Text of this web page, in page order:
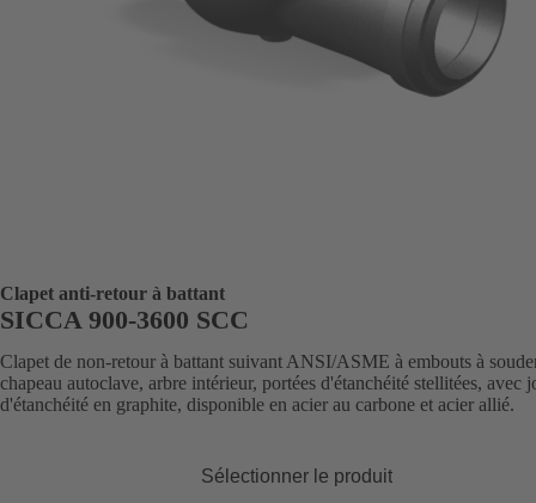
Clapet anti-retour à battant
SICCA 900-3600 SCC
Clapet de non-retour à battant suivant ANSI/ASME à embouts à
chapeau autoclave, arbre intérieur, portées d'étanchéité stellitées, avec
d'étanchéité en graphite, disponible en acier au carbone et acier allié.
Sélectionner le produit